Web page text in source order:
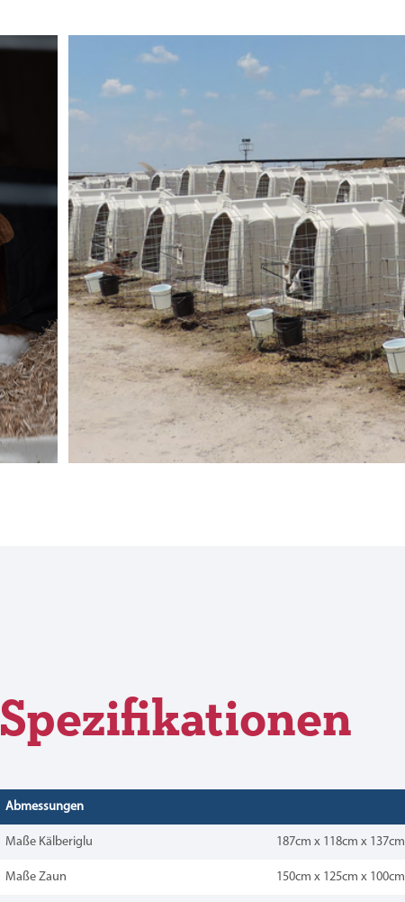
Spezifikationen
Abmessungen
Maße Kälberiglu 187cm x 118cm x 137cm
Maße Zaun 150cm x 125cm x 100cm